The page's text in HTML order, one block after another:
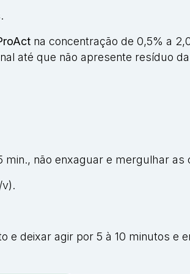
na concentração de 0,5% a
até que não apresente resíduo
min., não enxaguar e mergulhar
e deixar agir por 5 à 10 minutos e